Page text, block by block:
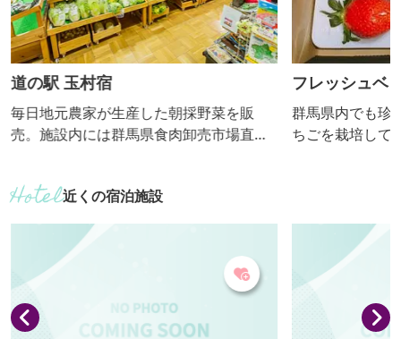
道の駅 玉村宿
毎日地元農家が生産した朝採野菜を販
売。施設内には群馬県食肉卸売市場直営
肉屋さんならではの揚げたて手作りコ
ロッケ、メンチは好評。また、お食事処
もあり、上州麦豚などの地元食材を使っ
たメニューが人気です。私営会員制ドッ
グランが併設されています。
フレッシュベ
群馬県内でも珍
ちごを栽培して
すが、イチゴの
かも。 ハウス
がまずに楽々
た、休憩スペー
緑茶の無料セ
ので、ゆっく
近くの宿泊施設